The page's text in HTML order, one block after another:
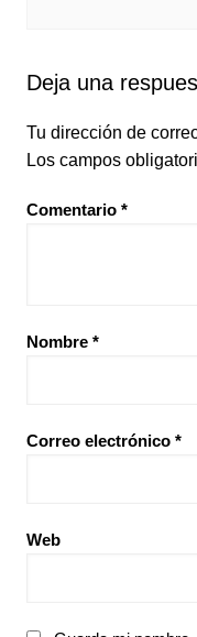
Deja una
Tu dirección de
Los campos
Comentario *
Nombre *
Correo electrónico *
Web